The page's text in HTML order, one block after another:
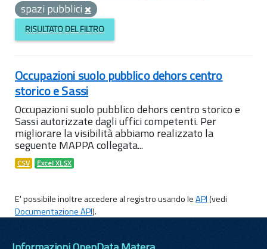
spazi pubblici
RISULTATO DEL FILTRO
Occupazioni suolo pubblico dehors centro
storico e Sassi
Occupazioni suolo pubblico dehors centro storico e
Sassi autorizzate dagli uffici competenti. Per
migliorare la visibilità abbiamo realizzato la
seguente MAPPA collegata...
CSV Excel XLSX
E' possibile inoltre accedere al registro usando leAPI(vedi
Documentazione API).